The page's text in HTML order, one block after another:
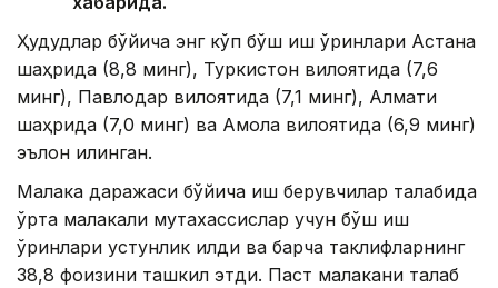
Ҳудудлар бўйича энг кўп бўш иш ўринлари Астана
шаҳрида (8,8 минг), Туркистон вилоятида (7,6
минг), Павлодар вилоятида (7,1 минг), Алмати
шаҳрида (7,0 минг) ва Ақмола вилоятида (6,9 минг)
эълон қилинган.
Малака даражаси бўйича иш берувчилар талабида
ўрта малакали мутахассислар учун бўш иш
ўринлари устунлик қилди ва барча таклифларнинг
38,8 фоизини ташкил этди. Паст малакани талаб